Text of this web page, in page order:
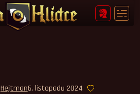
Hejtman6. listopadu 2024